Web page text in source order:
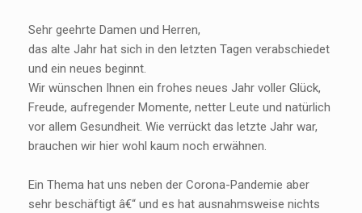
Sehr geehrte Damen und Herren,
das alte Jahr hat sich in den letzten Tagen verabschiedet
und ein neues beginnt.
Wir wünschen Ihnen ein frohes neues Jahr voller Glück,
Freude, aufregender Momente, netter Leute und natürlich
vor allem Gesundheit. Wie verrückt das letzte Jahr war,
brauchen wir hier wohl kaum noch erwähnen.
Ein Thema hat uns neben der Corona-Pandemie aber
sehr beschäftigt â€“ und es hat ausnahmsweise nichts